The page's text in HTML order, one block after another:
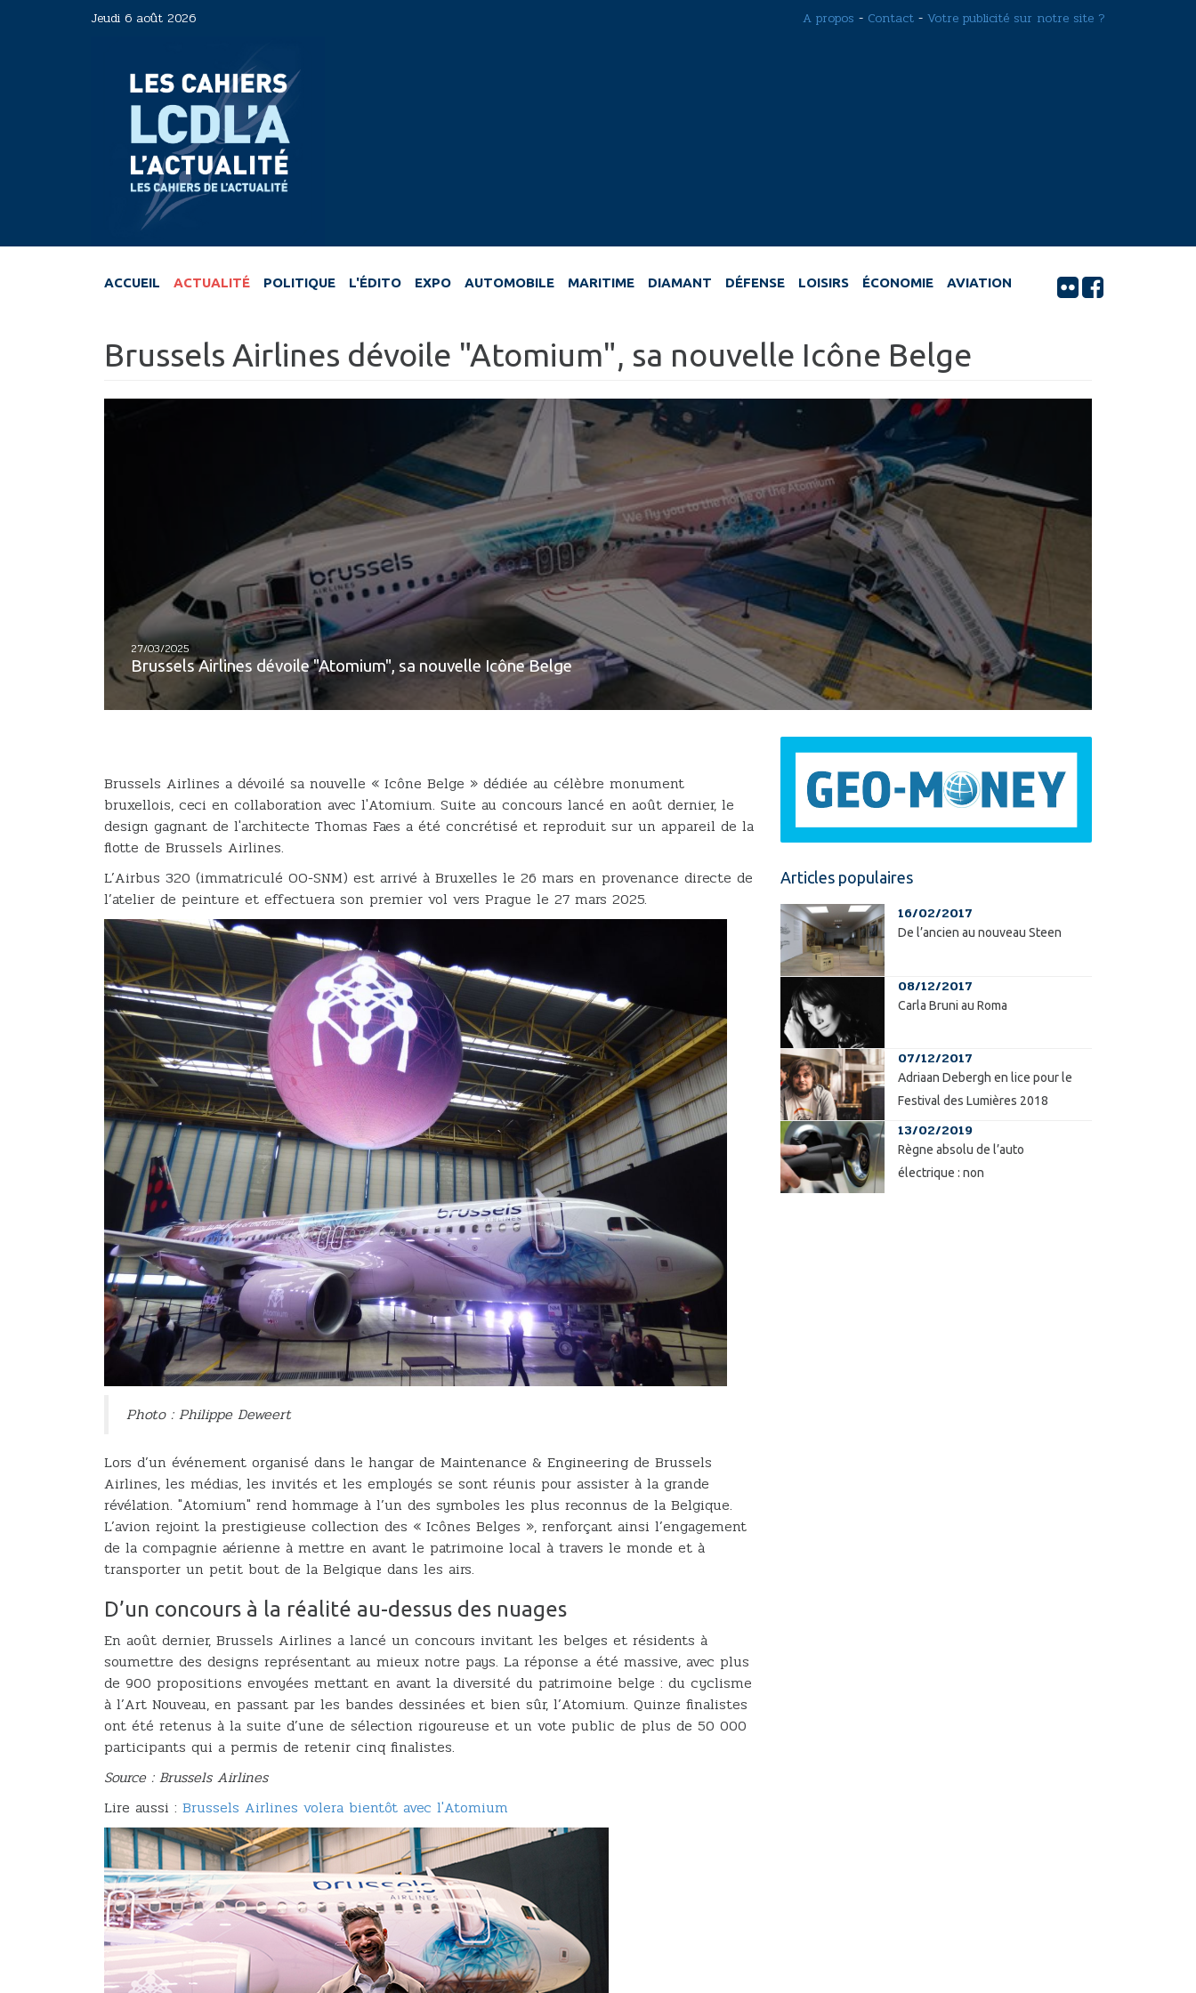
Jeudi 6 août 2026 A propos - Contact - Votre publicité sur notre site ?
ACCUEIL ACTUALITÉ POLITIQUE L'ÉDITO EXPO AUTOMOBILE MARITIME DIAMANT DÉFENSE LOISIRS ÉCONOMIE AVIATION
Brussels Airlines dévoile "Atomium", sa nouvelle Icône Belge
27/03/2025
Brussels Airlines dévoile "Atomium", sa nouvelle Icône Belge
Brussels Airlines a dévoilé sa nouvelle « Icône Belge » dédiée au célèbre monument
bruxellois, ceci en collaboration avec l'Atomium. Suite au concours lancé en août dernier, le
design gagnant de l'architecte Thomas Faes a été concrétisé et reproduit sur un appareil de la
flotte de Brussels Airlines.
L’Airbus 320 (immatriculé OO-SNM) est arrivé à Bruxelles le 26 mars en provenance directe de
l’atelier de peinture et effectuera son premier vol vers Prague le 27 mars 2025.
Photo : Philippe Deweert
Lors d’un événement organisé dans le hangar de Maintenance & Engineering de Brussels
Airlines, les médias, les invités et les employés se sont réunis pour assister à la grande
révélation. "Atomium" rend hommage à l’un des symboles les plus reconnus de la Belgique.
L’avion rejoint la prestigieuse collection des « Icônes Belges », renforçant ainsi l’engagement
de la compagnie aérienne à mettre en avant le patrimoine local à travers le monde et à
transporter un petit bout de la Belgique dans les airs.
D’un concours à la réalité au-dessus des nuages
En août dernier, Brussels Airlines a lancé un concours invitant les belges et résidents à
soumettre des designs représentant au mieux notre pays. La réponse a été massive, avec plus
de 900 propositions envoyées mettant en avant la diversité du patrimoine belge : du cyclisme
à l’Art Nouveau, en passant par les bandes dessinées et bien sûr, l’Atomium. Quinze finalistes
ont été retenus à la suite d’une de sélection rigoureuse et un vote public de plus de 50 000
participants qui a permis de retenir cinq finalistes.
Source : Brussels Airlines
Lire aussi : Brussels Airlines volera bientôt avec l'Atomium
Articles populaires
16/02/2017
De l’ancien au nouveau Steen
08/12/2017
Carla Bruni au Roma
07/12/2017
Adriaan Debergh en lice pour le
Festival des Lumières 2018
13/02/2019
Règne absolu de l’auto
électrique : non